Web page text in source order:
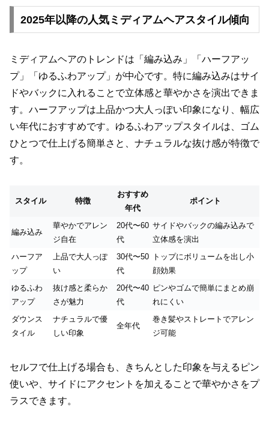
2025年以降の人気ミディアムヘアスタイル傾向
ミディアムヘアのトレンドは「編み込み」「ハーフアッ
プ」「ゆるふわアップ」が中心です。特に編み込みはサイ
ドやバックに入れることで立体感と華やかさを演出できま
す。ハーフアップは上品かつ大人っぽい印象になり、幅広
い年代におすすめです。ゆるふわアップスタイルは、ゴム
ひとつで仕上げる簡単さと、ナチュラルな抜け感が特徴で
す。
スタイル 特徴
おすすめ
年代
ポイント
編み込み
華やかでアレン
ジ自在
20代〜60
代
サイドやバックの編み込みで
立体感を演出
ハーフア
ップ
上品で大人っぽ
い
30代〜50
代
トップにボリュームを出し小
顔効果
ゆるふわ
アップ
抜け感と柔らか
さが魅力
20代〜40
代
ピンやゴムで簡単にまとめ崩
れにくい
ダウンス
タイル
ナチュラルで優
しい印象
全年代
巻き髪やストレートでアレン
ジ可能
セルフで仕上げる場合も、きちんとした印象を与えるピン
使いや、サイドにアクセントを加えることで華やかさをプ
ラスできます。